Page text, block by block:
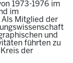
1973-1976 im
im
Mitglied der
und
führten zu
der